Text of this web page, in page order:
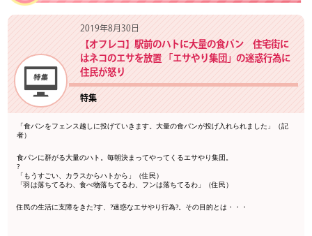
2019年8月30日
【オフレコ】駅前のハトに大量の食パン 住宅街に
はネコのエサを放置 「エサやり集団」の迷惑行為に
住民が怒り
特集
「食パンをフェンス越しに投げていきます。大量の食パンが投げ入れられました」（記
者）
食パンに群がる大量のハト。毎朝決まってやってくるエサやり集団。
?
「もうすごい、カラスからハトから」（住民）
「羽は落ちてるわ、食べ物落ちてるわ、フンは落ちてるわ」（住民）
住民の生活に支障をきた?す、?迷惑なエサやり行為?。その目的とは・・・